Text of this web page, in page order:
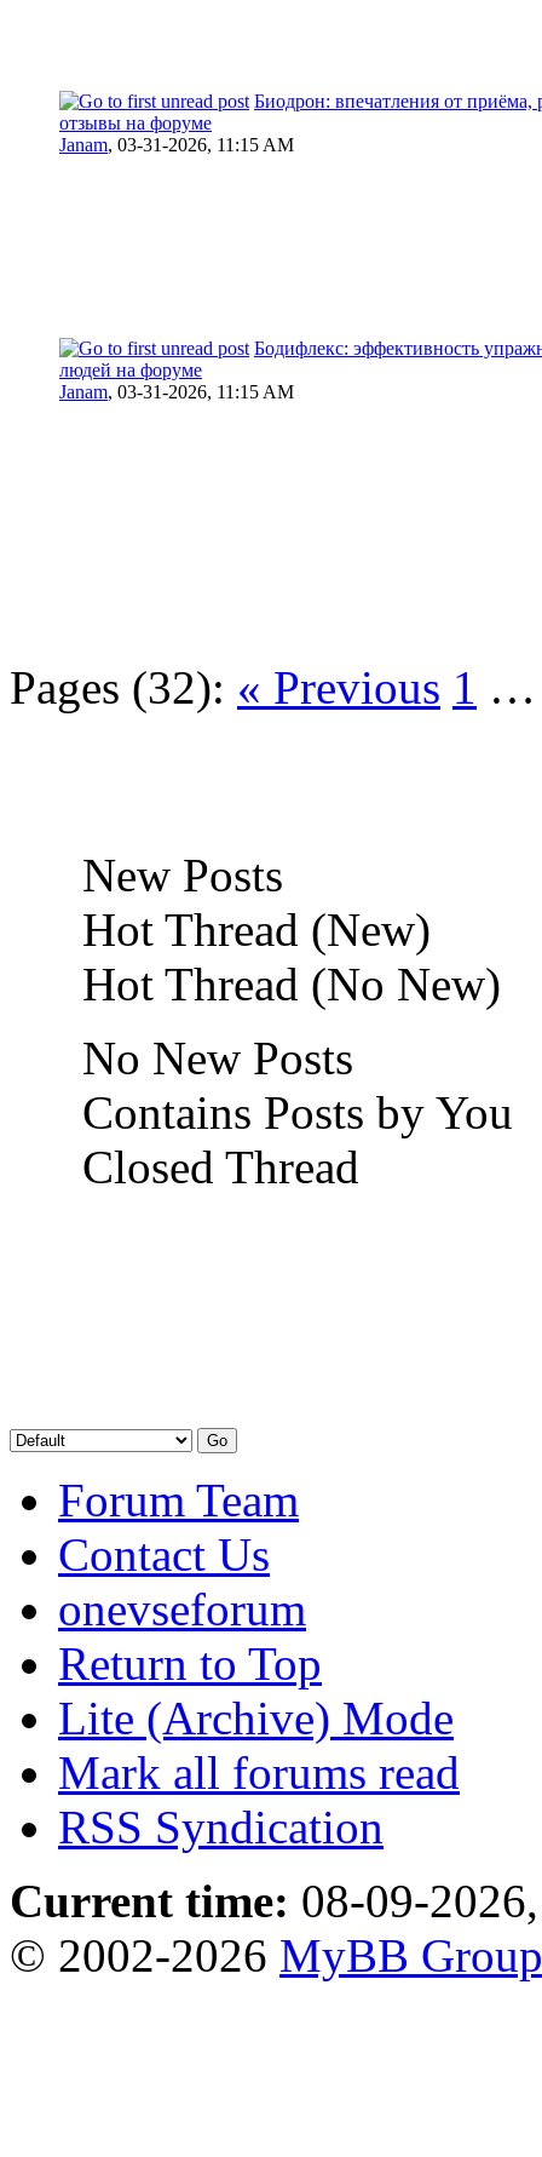
Биодрон: впечатления от приёма,
отзывы на форуме
Janam, 03-31-2026, 11:15 AM
Бодифлекс: эффективность
людей на форуме
Janam, 03-31-2026, 11:15 AM
Pages (32): « Previous 1
New Posts
Hot Thread (New)
Hot Thread (No New)
No New Posts
Contains Posts by You
Closed Thread
Forum Team
Contact Us
onevseforum
Return to Top
Lite (Archive) Mode
Mark all forums read
RSS Syndication
Current time: 08-09-
© 2002-2026 MyBB Group